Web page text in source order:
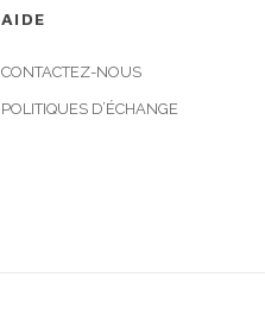
AIDE
CONTACTEZ-NOUS
POLITIQUES D’ÉCHANGE